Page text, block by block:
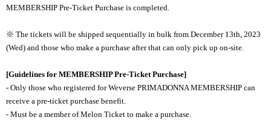
MEMBERSHIP Pre-Ticket Purchase is completed.
※ The tickets will be shipped sequentially in bulk from December 13th, 2023
(Wed) and those who make a purchase after that can only pick up on-site.
[Guidelines for MEMBERSHIP Pre-Ticket Purchase]
- Only those who registered for Weverse PRIMADONNA MEMBERSHIP can
receive a pre-ticket purchase benefit.
- Must be a member of Melon Ticket to make a purchase.